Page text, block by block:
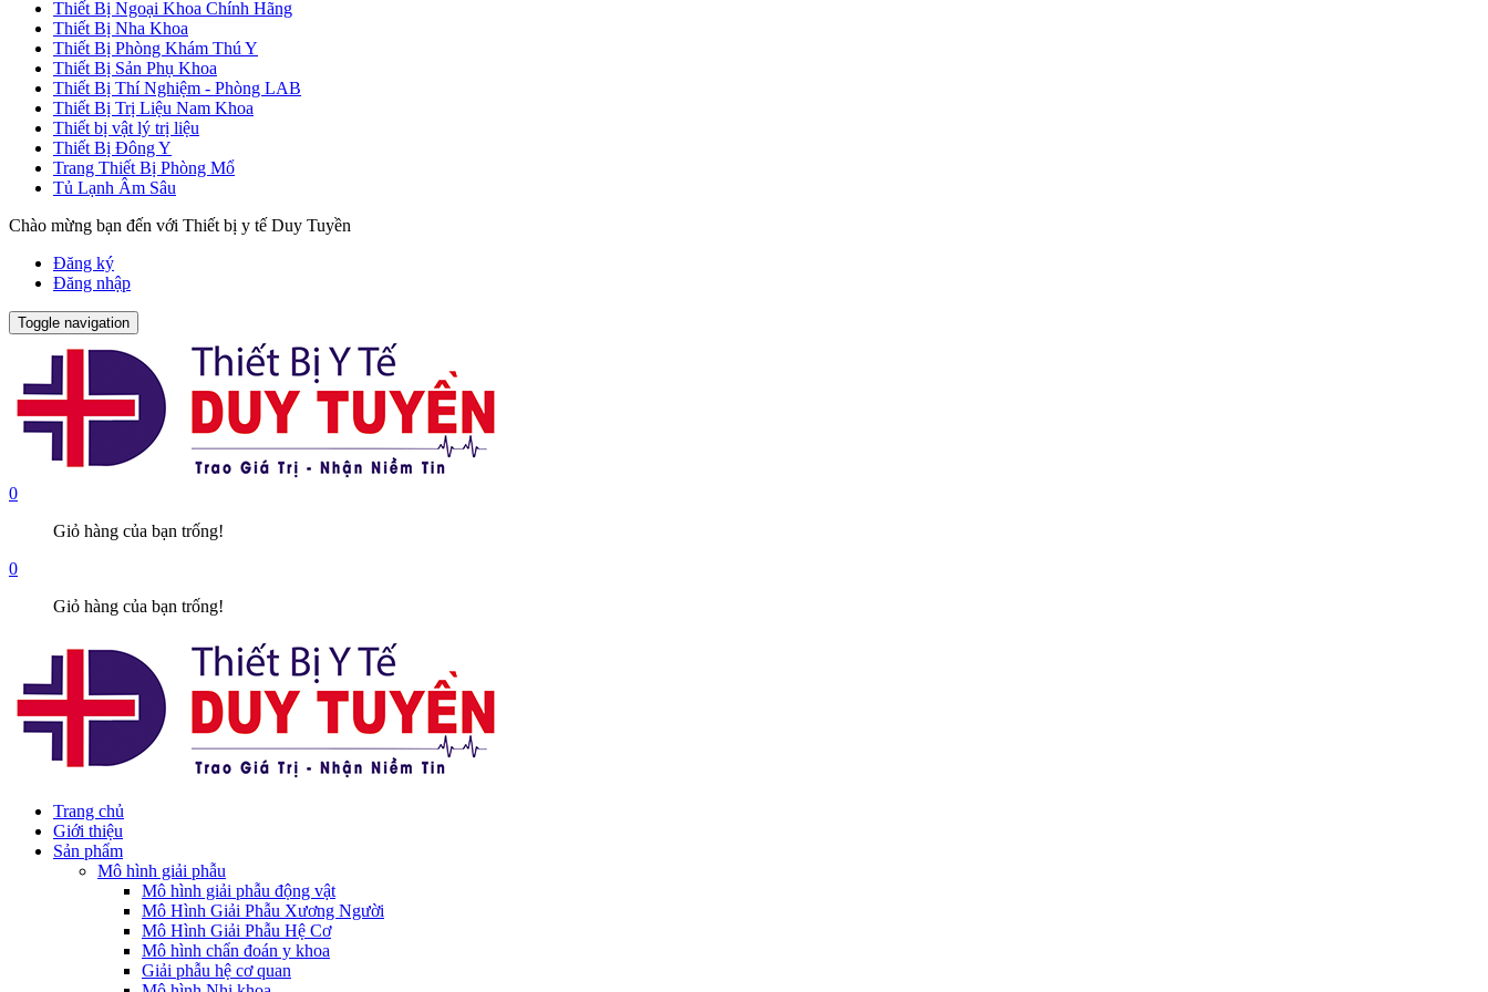
Thiết Bị Ngoại Khoa Chính Hãng
Thiết Bị Nha Khoa
Thiết Bị Phòng Khám Thú Y
Thiết Bị Sản Phụ Khoa
Thiết Bị Thí Nghiệm - Phòng LAB
Thiết Bị Trị Liệu Nam Khoa
Thiết bị vật lý trị liệu
Thiết Bị Đông Y
Trang Thiết Bị Phòng Mổ
Tủ Lạnh Âm Sâu
Chào mừng bạn đến với Thiết bị y tế Duy Tuyền
Đăng ký
Đăng nhập
Toggle navigation
0
Giỏ hàng của bạn trống!
0
Giỏ hàng của bạn trống!
Trang chủ
Giới thiệu
Sản phẩm
Mô hình giải phẫu
Mô hình giải phẫu động vật
Mô Hình Giải Phẫu Xương Người
Mô Hình Giải Phẫu Hệ Cơ
Mô hình chẩn đoán y khoa
Giải phẫu hệ cơ quan